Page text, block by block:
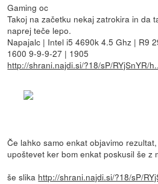
Gaming oc
Takoj na začetku nekaj zatrokira in da
naprej teče lepo.
Napajalc | Intel i5 4690k 4.5 Ghz | R9
1600 9-9-9-27 | 1905
http://shrani.najdi.si/?18/sP/RYjSnYR/
Če lahko samo enkat objavimo
upoštevet ker bom enkat poskusil še z
še slika http://shrani.najdi.si/?18/sP/